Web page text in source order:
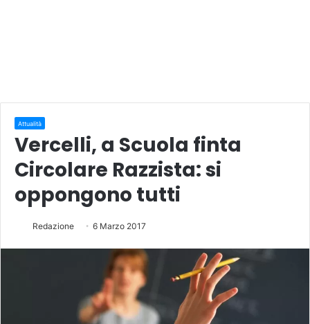
Attualità
Vercelli, a Scuola finta
Circolare Razzista: si
oppongono tutti
Redazione 6 Marzo 2017